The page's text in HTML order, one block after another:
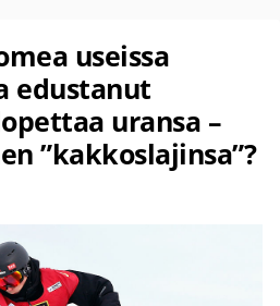
useissa
edustanut
uransa –
”kakkoslajinsa”?